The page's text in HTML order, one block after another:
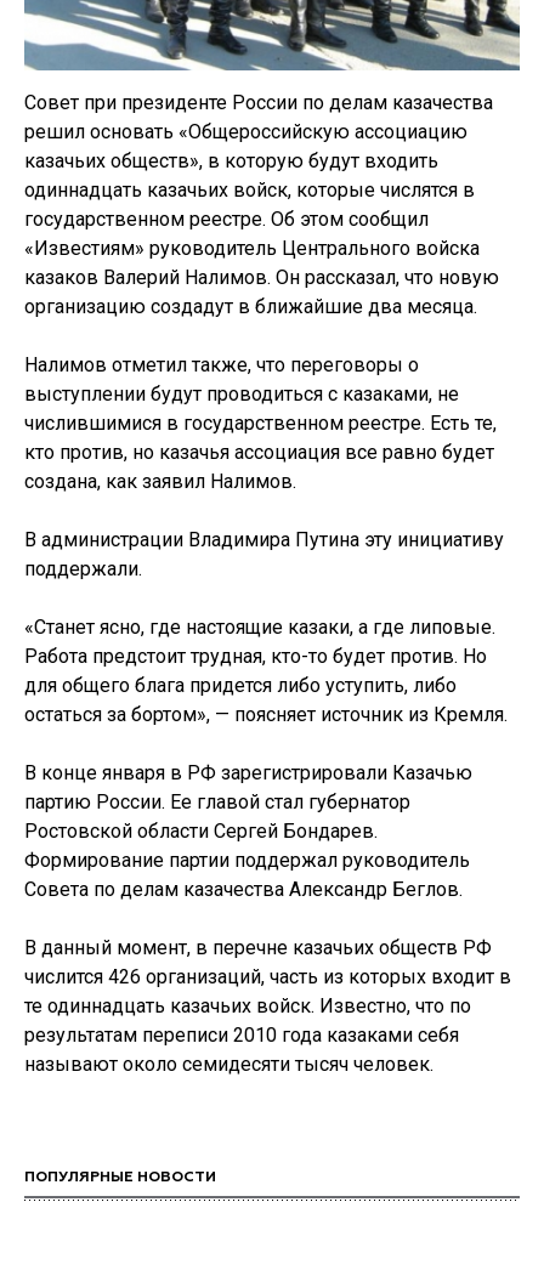
Совет при президенте России по делам казачества
решил основать «Общероссийскую ассоциацию
казачьих обществ», в которую будут входить
одиннадцать казачьих войск, которые числятся в
государственном реестре. Об этом сообщил
«Известиям» руководитель Центрального войска
казаков Валерий Налимов. Он рассказал, что новую
организацию создадут в ближайшие два месяца.
Налимов отметил также, что переговоры о
выступлении будут проводиться с казаками, не
числившимися в государственном реестре. Есть те,
кто против, но казачья ассоциация все равно будет
создана, как заявил Налимов.
В администрации Владимира Путина эту инициативу
поддержали.
«Станет ясно, где настоящие казаки, а где липовые.
Работа предстоит трудная, кто-то будет против. Но
для общего блага придется либо уступить, либо
остаться за бортом», — поясняет источник из Кремля.
В конце января в РФ зарегистрировали Казачью
партию России. Ее главой стал губернатор
Ростовской области Сергей Бондарев.
Формирование партии поддержал руководитель
Совета по делам казачества Александр Беглов.
В данный момент, в перечне казачьих обществ РФ
числится 426 организаций, часть из которых входит в
те одиннадцать казачьих войск. Известно, что по
результатам переписи 2010 года казаками себя
называют около семидесяти тысяч человек.
ПОПУЛЯРНЫЕ НОВОСТИ